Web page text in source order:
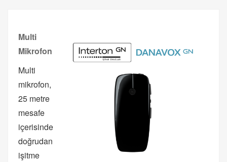
Multi
Mikrofon
Multi
mikrofon,
25 metre
mesafe
içerisinde
doğrudan
işitme